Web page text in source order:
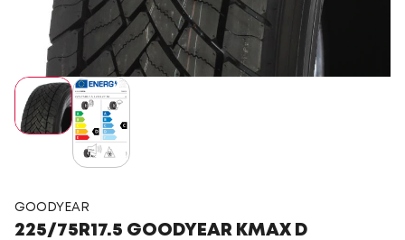
GOODYEAR
225/75R17.5 GOODYEAR KMAX D